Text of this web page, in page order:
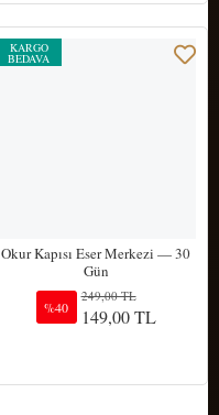
KARGO
BEDAVA
Okur Kapısı Eser Merkezi — 30
Gün
%40
249,00 TL
149,00 TL